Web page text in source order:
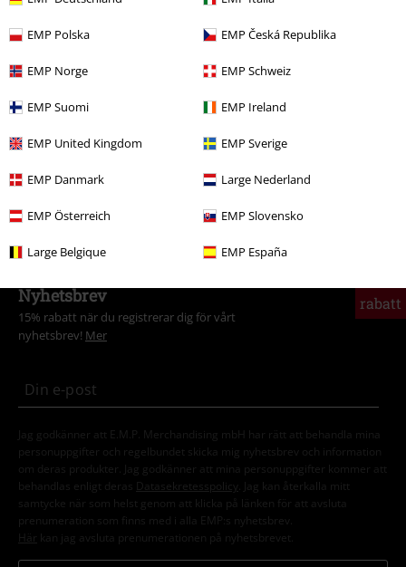
EMP Polska EMP Česká Republika
EMP Norge EMP Schweiz
EMP Suomi EMP Ireland
EMP United Kingdom EMP Sverige
EMP Danmark Large Nederland
EMP Österreich EMP Slovensko
Large Belgique EMP España
More categories. More options.
rabatt
Nyhetsbrev
15% rabatt när du registrerar dig för vårt
nyhetsbrev! Mer
Jag godkänner att E.M.P. Merchandising mbH har rätt att behandla mina
personuppgifter och regelbundet skicka mig nyhetsbrev och information
om deras produkter. Jag godkänner att mina personuppgifter kommer att
behandlas enligt deras
Datasekretesspolicy
. Jag kan återkalla mitt
samtycke när som helst genom att klicka på länken för att avsluta
prenumeration som finns med i alla EMP:s nyhetsbrev.
Här kan jag avsluta prenumerationen på nyhetsbrevet.